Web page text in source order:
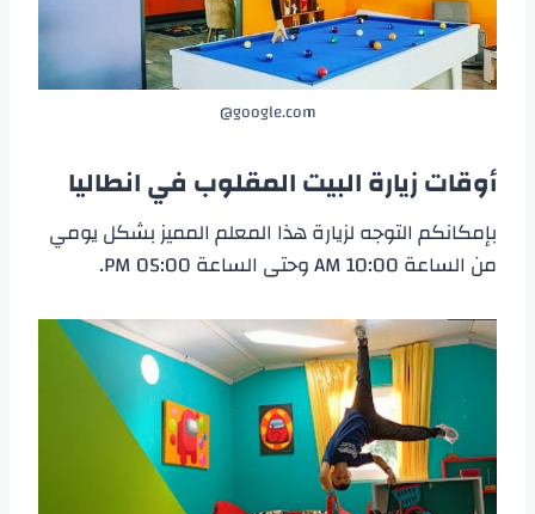
google.com@
أوقات زيارةالبيت المقلوب في انطاليا
بإمكانكم التوجه لزيارة هذا المعلم المميز بشكل يومي
من الساعة 10:00 AM وحتى الساعة 05:00 PM.